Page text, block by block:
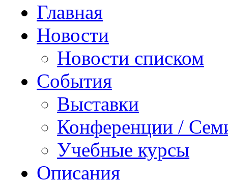
Главная
Новости
Новости списком
События
Выставки
Конференции /
Учебные курсы
Описания